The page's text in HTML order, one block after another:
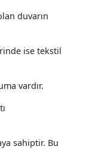
duvarın
ise tekstil
vardır.
sahiptir. Bu